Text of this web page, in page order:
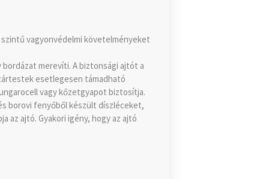
vagyonvédelmi követelményeket
merevíti. A biztonsági ajtót a
esetlegesen támadható
vagy kőzetgyapot biztosítja.
borovi fenyőből készült díszléceket,
az ajtó. Gyakori igény, hogy az ajtó